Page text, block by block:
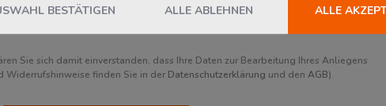
Sie
Sie sich damit einverstanden, dass Ihre Daten zur Bearbeitung Ihres Anliegens
Widerrufshinweise finden Sie in der Datenschutzerklärung und den AGB).
BESTÄTIGEN ALLE ABLEHNEN ALLE